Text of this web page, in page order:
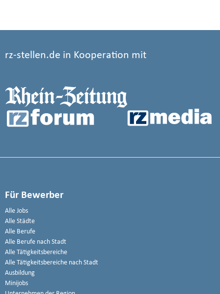
rz-stellen.de in Kooperation mit
Für Bewerber
Alle Jobs
Alle Städte
Alle Berufe
Alle Berufe nach Stadt
Alle Tätigkeitsbereiche
Alle Tätigkeitsbereiche nach Stadt
Ausbildung
Minijobs